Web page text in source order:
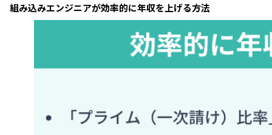
組み込みエンジニアが効率的に年収を上げる方法